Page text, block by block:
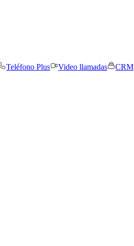
Teléfono Plus Video llamadas
CRM